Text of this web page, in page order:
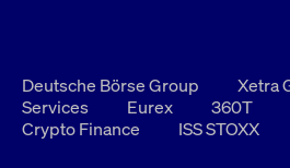
Deutsche Börse Group Xetra
Services
Eurex 360T
Crypto Finance
ISS STOXX